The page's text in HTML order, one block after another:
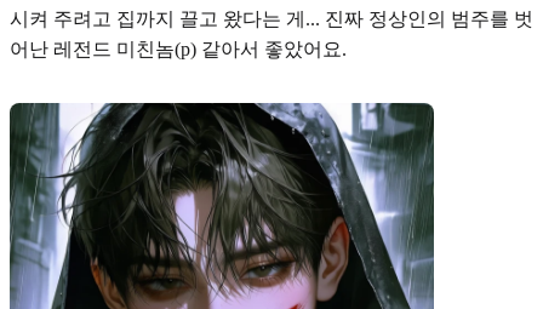
시켜 주려고 집까지 끌고 왔다는 게... 진짜 정상인의 범주를 벗
어난 레전드 미친놈(p) 같아서 좋았어요.